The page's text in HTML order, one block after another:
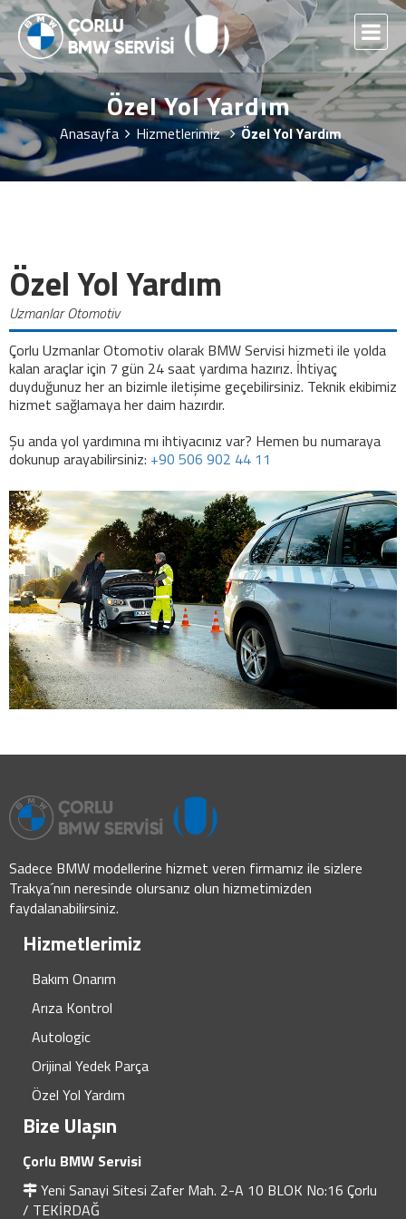
Özel Yol Yardım
Anasayfa Hizmetlerimiz Özel Yol Yardım
Özel Yol Yardım
Uzmanlar Otomotiv
Çorlu Uzmanlar Otomotiv olarak BMW Servisi hizmeti ile yolda
kalan araçlar için 7 gün 24 saat yardıma hazırız. İhtiyaç
duyduğunuz her an bizimle iletişime geçebilirsiniz. Teknik ekibimiz
hizmet sağlamaya her daim hazırdır.
Şu anda yol yardımına mı ihtiyacınız var? Hemen bu numaraya
dokunup arayabilirsiniz: +90 506 902 44 11
Sadece BMW modellerine hizmet veren firmamız ile sizlere
Trakya´nın neresinde olursanız olun hizmetimizden
faydalanabilirsiniz.
Hizmetlerimiz
Bakım Onarım
Arıza Kontrol
Autologic
Orijinal Yedek Parça
Özel Yol Yardım
Bize Ulaşın
Çorlu BMW Servisi
Yeni Sanayi Sitesi Zafer Mah. 2-A 10 BLOK No:16 Çorlu
/ TEKİRDAĞ